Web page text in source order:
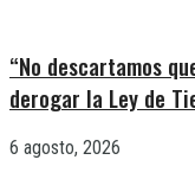
“No descartamos
derogar la Ley de
6 agosto, 2026